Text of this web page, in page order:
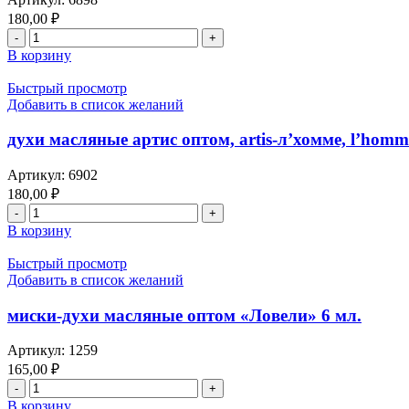
180,00 ₽
В корзину
Быстрый просмотр
Добавить в список желаний
духи масляные артис оптом, artis-л’хомме,
Артикул: 6902
180,00 ₽
В корзину
Быстрый просмотр
Добавить в список желаний
миски-духи масляные оптом «Ловели» 6 мл.
Артикул: 1259
165,00 ₽